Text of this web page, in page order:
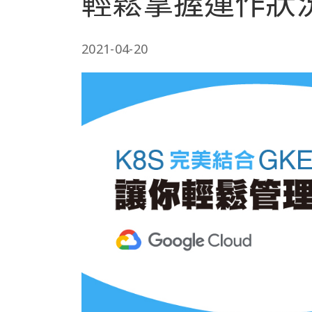
2021-04-20